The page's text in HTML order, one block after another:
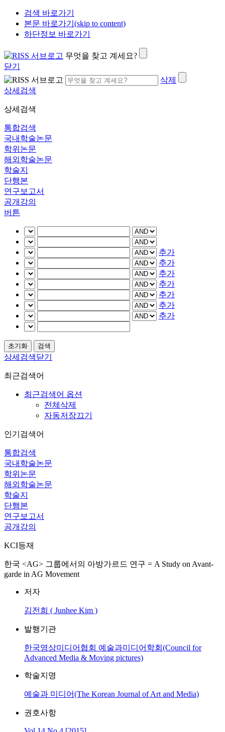
검색 바로가기
본문 바로가기(skip to content)
하단정보 바로가기
무엇을 찾고 계세요?
닫기
삭제
상세검색
상세검색
통합검색
국내학술논문
학위논문
해외학술논문
학술지
단행본
연구보고서
공개강의
버튼
추가
추가
추가
추가
추가
추가
추가
상세검색닫기
최근검색어
최근검색어 옵션
전체삭제
자동저장끄기
인기검색어
통합검색
국내학술논문
학위논문
해외학술논문
학술지
단행본
연구보고서
공개강의
KCI등재
한국 <AG> 그룹에서의 아방가르드 연구 = A Study on Avant-
garde in AG Movement
저자
김전희 ( Junhee Kim )
발행기관
한국영상미디어협회 예술과미디어학회(Council for
Advanced Media & Moving pictures)
학술지명
예술과 미디어(The Korean Journal of Art and Media)
권호사항